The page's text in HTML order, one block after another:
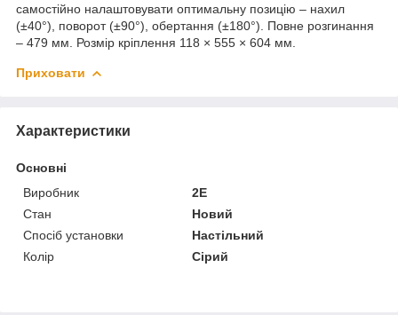
самостійно налаштовувати оптимальну позицію – нахил
(±40°), поворот (±90°), обертання (±180°). Повне розгинання
– 479 мм. Розмір кріплення 118 × 555 × 604 мм.
Приховати
Характеристики
Основні
Виробник
2E
Стан
Новий
Спосіб установки
Настільний
Колір
Сірий